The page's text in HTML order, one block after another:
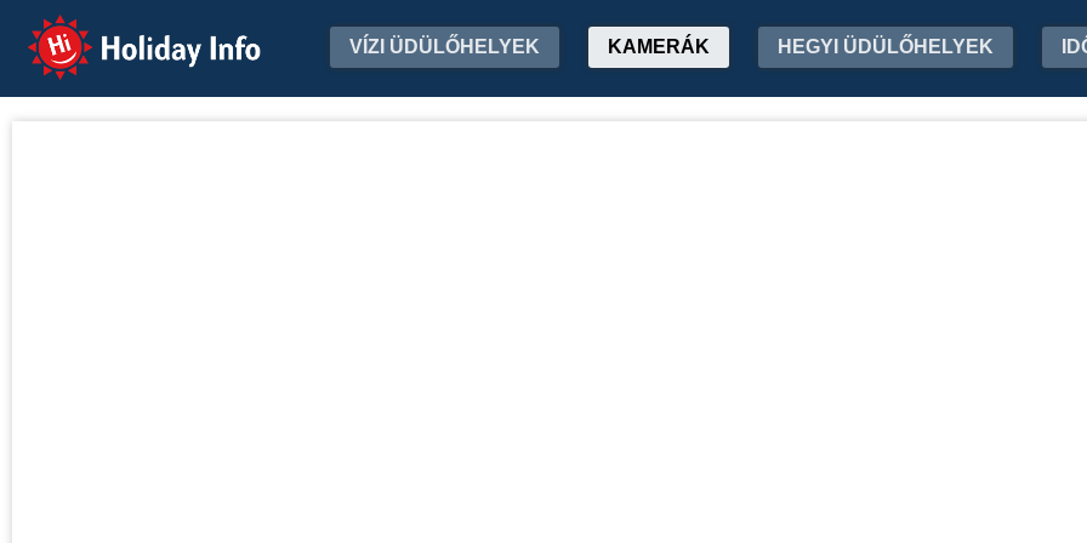
Holiday Info VÍZI ÜDÜLŐHELYEK KAMERÁK HEGYI ÜDÜLŐHELYEK